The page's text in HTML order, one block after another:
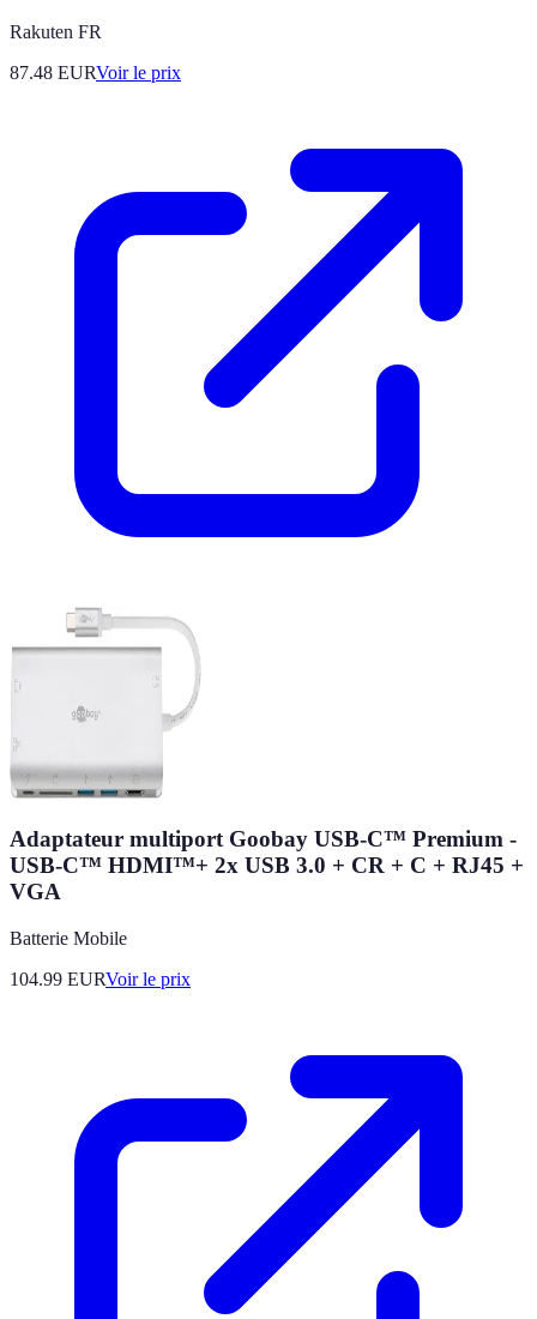
Rakuten FR
87.48 EURVoir le prix
Adaptateur multiport Goobay USB-C™ Premium -
USB-C™ HDMI™+ 2x USB 3.0 + CR + C + RJ45 +
VGA
Batterie Mobile
104.99 EURVoir le prix